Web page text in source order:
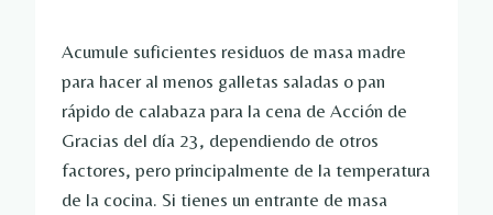
Acumule suficientes residuos de masa madre
para hacer al menos galletas saladas o pan
rápido de calabaza para la cena de Acción de
Gracias del día 23, dependiendo de otros
factores, pero principalmente de la temperatura
de la cocina. Si tienes un entrante de masa